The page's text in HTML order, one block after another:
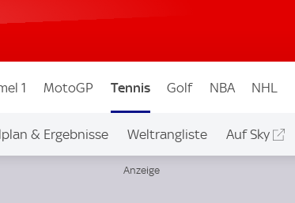
1 MotoGP Tennis Golf NBA NHL
& Ergebnisse Weltrangliste Auf Sky